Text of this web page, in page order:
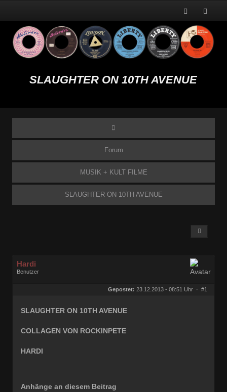
SLAUGHTER ON 10TH AVENUE
Forum
MUSIK + KULT FILME
SLAUGHTER ON 10TH AVENUE
Hardi
Benutzer
Gepostet: 23.12.2013 - 08:51 Uhr · #1
SLAUGHTER ON 10TH AVENUE
COLLAGEN VON ROCKINPETE
HARDI
Anhänge an diesem Beitrag